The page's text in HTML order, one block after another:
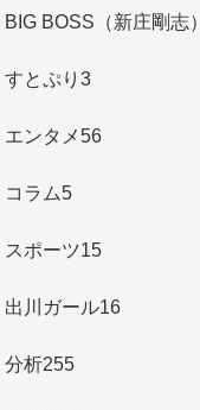
BIG BOSS（新庄剛志）
すとぷり 3
エンタメ56
コラム5
スポーツ15
出川ガール16
分析255